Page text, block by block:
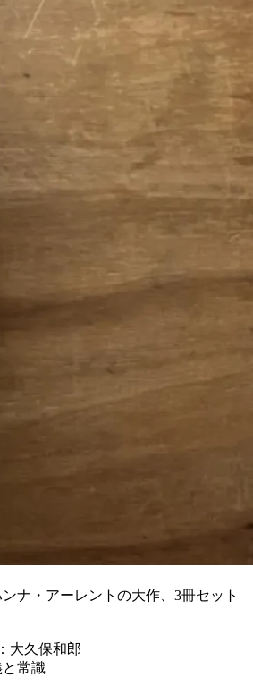
ナ・アーレントの大作、3冊セット
大久保和郎
常識